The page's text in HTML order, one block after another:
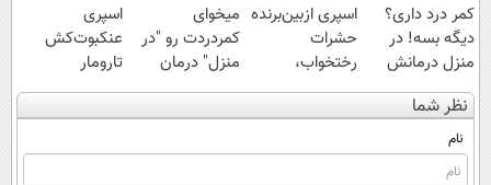
کمر درد داری؟
دیگه بسه! در
منزل درمانش
کن
(◀پرسش‌نامه)
اسپری ازبین‌برنده
حشرات
رختخواب،
مناسب برای
مقابله با انواع
میخوای
کمردردت رو "در
منزل" درمان
کنی؟ (◂فیلم +
◂پرسش‌نامه)
اسپری
عنکبوت‌‌کش
تارومار
ازبین‌برنده انواع
عنکبوت
نظر شما
نام